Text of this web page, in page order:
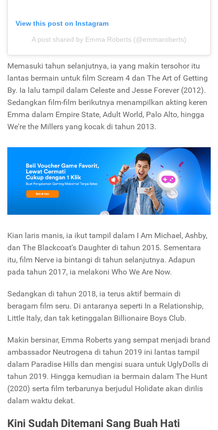
View this post on Instagram
A post shared by Emma Roberts (@emmaroberts)
Memasuki tahun selanjutnya, ia yang makin tersohor itu
lantas bermain untuk film Scream 4 dan The Art of Getting
By. Ia lalu tampil dalam Celeste and Jesse Forever (2012).
Sedangkan film-film berikutnya menampilkan akting keren
Emma dalam Empire State, Adult World, Palo Alto, hingga
We're the Millers yang kocak di tahun 2013.
Kian laris manis, ia ikut tampil dalam I Am Michael, Ashby,
dan The Blackcoat's Daughter di tahun 2015. Sementara
itu, film Nerve ia bintangi di tahun selanjutnya. Adapun
pada tahun 2017, ia melakoni Who We Are Now.
Sedangkan di tahun 2018, ia terus aktif bermain di
beragam film seru. Di antaranya seperti In a Relationship,
Little Italy, dan tak ketinggalan Billionaire Boys Club.
Makin bersinar, Emma Roberts yang sempat menjadi brand
ambassador Neutrogena di tahun 2019 ini lantas tampil
dalam Paradise Hills dan mengisi suara untuk UglyDolls di
tahun 2019. Hingga kemudian ia bermain dalam The Hunt
(2020) serta film terbarunya berjudul Holidate akan dirilis
dalam waktu dekat.
Kini Sudah Ditemani Sang Buah Hati